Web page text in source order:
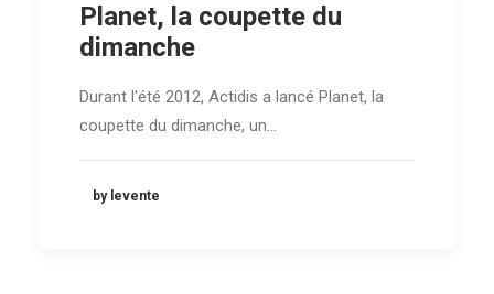
Planet, la coupette du
dimanche
Durant l'été 2012, Actidis a lancé Planet, la
coupette du dimanche, un…
by levente